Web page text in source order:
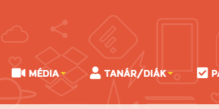
Média Tanár/Diák